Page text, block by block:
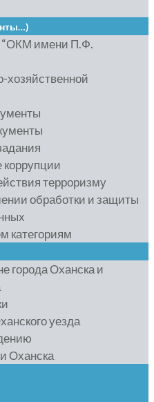
имени П.Ф.
терроризму
обработки и защиты
категориям
города Оханска и
уезда
Оханска